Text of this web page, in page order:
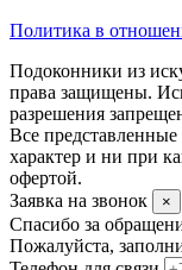
Политика в
Подоконники из
права защищены.
разрешения
Все
характер и ни при
офертой.
Заявка на звонок
×
Спасибо за
Пожалуйста,